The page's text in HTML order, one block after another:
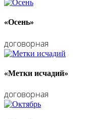
«Осень»
договорная
«Метки исчадий»
договорная